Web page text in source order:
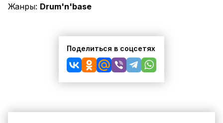
Жанры: Drum'n'base
Поделиться в соцсетях